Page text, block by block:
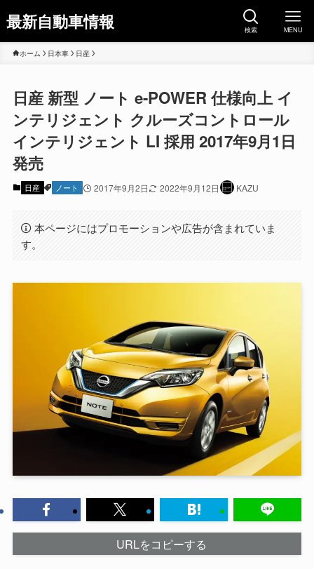
最新自動車情報 検索 MENU
ホーム 日本車 日産
日産 新型 ノート e-POWER 仕様向上 イ
ンテリジェント クルーズコントロール
インテリジェント LI 採用 2017年9月1日
発売
日産 ノート 2017年9月2日 2022年9月12日 KAZU
本ページにはプロモーションや広告が含まれていま
す。
URLをコピーする